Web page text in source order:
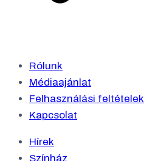
Rólunk
Médiaajánlat
Felhasználási feltételek
Kapcsolat
Hírek
Színház